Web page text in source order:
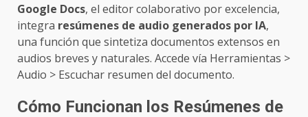
Google Docs, el editor colaborativo por excelencia,
integra resúmenes de audio generados por IA,
una función que sintetiza documentos extensos en
audios breves y naturales. Accede vía Herramientas >
Audio > Escuchar resumen del documento.
Cómo Funcionan los Resúmenes de